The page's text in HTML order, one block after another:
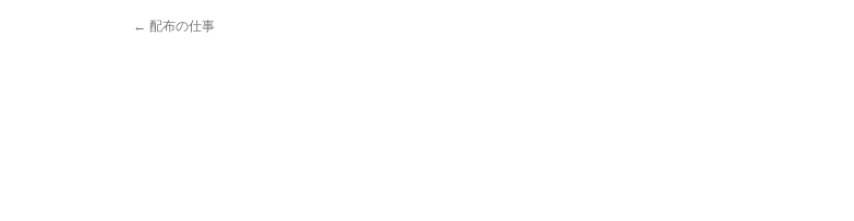
キ
← 配布の仕事